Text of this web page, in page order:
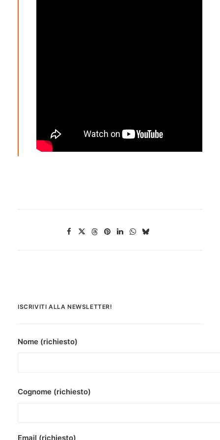
ISCRIVITI ALLA NEWSLETTER!
Nome (richiesto)
Cognome (richiesto)
Email (richiesto)